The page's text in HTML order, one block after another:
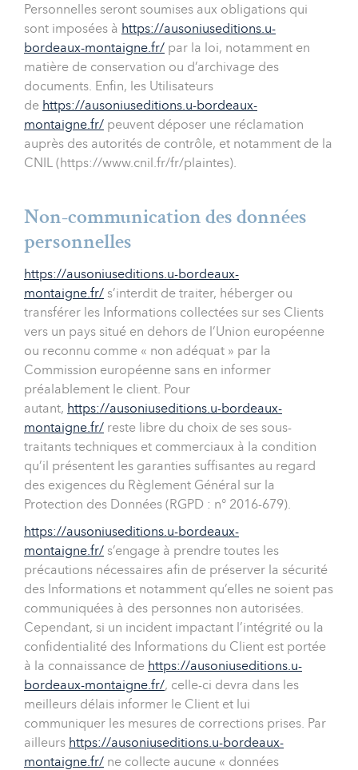
Personnelles seront soumises aux obligations qui
sont imposées à https://ausoniuseditions.u-
bordeaux-montaigne.fr/ par la loi, notamment en
matière de conservation ou d’archivage des
documents. Enfin, les Utilisateurs
de https://ausoniuseditions.u-bordeaux-
montaigne.fr/ peuvent déposer une réclamation
auprès des autorités de contrôle, et notamment de la
CNIL (https://www.cnil.fr/fr/plaintes).
Non-communication des données
personnelles
https://ausoniuseditions.u-bordeaux-
montaigne.fr/ s’interdit de traiter, héberger ou
transférer les Informations collectées sur ses Clients
vers un pays situé en dehors de l’Union européenne
ou reconnu comme « non adéquat » par la
Commission européenne sans en informer
préalablement le client. Pour
autant, https://ausoniuseditions.u-bordeaux-
montaigne.fr/ reste libre du choix de ses sous-
traitants techniques et commerciaux à la condition
qu’il présentent les garanties suffisantes au regard
des exigences du Règlement Général sur la
Protection des Données (RGPD : n° 2016-679).
https://ausoniuseditions.u-bordeaux-
montaigne.fr/ s’engage à prendre toutes les
précautions nécessaires afin de préserver la sécurité
des Informations et notamment qu’elles ne soient pas
communiquées à des personnes non autorisées.
Cependant, si un incident impactant l’intégrité ou la
confidentialité des Informations du Client est portée
à la connaissance de https://ausoniuseditions.u-
bordeaux-montaigne.fr/, celle-ci devra dans les
meilleurs délais informer le Client et lui
communiquer les mesures de corrections prises. Par
ailleurs https://ausoniuseditions.u-bordeaux-
montaigne.fr/ ne collecte aucune « données